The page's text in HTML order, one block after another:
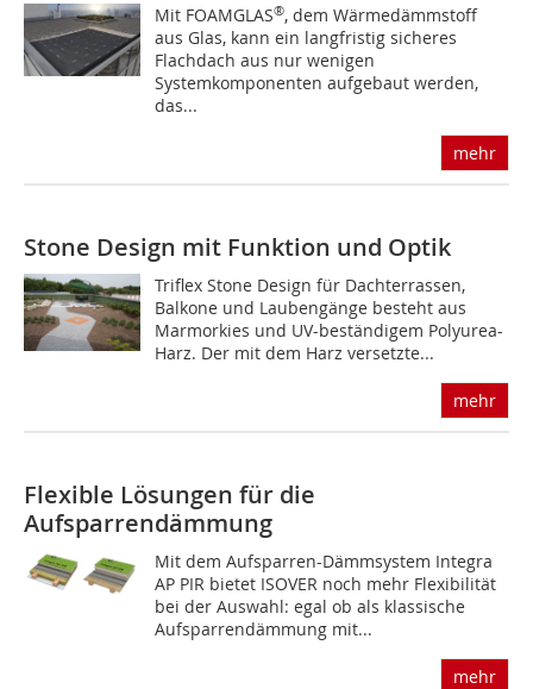
Mit FOAMGLAS®, dem Wärmedämmstoff
aus Glas, kann ein langfristig sicheres
Flachdach aus nur wenigen
Systemkomponenten aufgebaut werden,
das...
mehr
Stone Design mit Funktion und Optik
Triflex Stone Design für Dachterrassen,
Balkone und Laubengänge besteht aus
Marmorkies und UV-beständigem Polyurea-
Harz. Der mit dem Harz versetzte...
mehr
Flexible Lösungen für die
Aufsparrendämmung
Mit dem Aufsparren-Dämmsystem Integra
AP PIR bietet ISOVER noch mehr Flexibilität
bei der Auswahl: egal ob als klassische
Aufsparrendämmung mit...
mehr